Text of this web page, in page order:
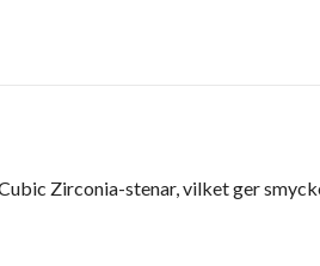
Zirconia-stenar, vilket ger